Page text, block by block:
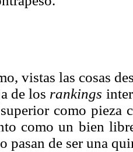
vistas las cosas
de los rankings
como pieza
como un bien
pasan de ser una